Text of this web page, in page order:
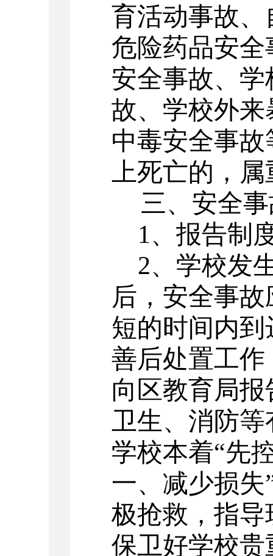
育活动事故
危险药品安
安全事故、
故、学校外
中毒安全事故
上死亡的，
三、安全
1、报告制
2、学校发
后，安全事
短的时间内
善后处置工
向区教育局
卫生、消防
学校本着“先
一、减少损
极抢救，指
保卫好学校